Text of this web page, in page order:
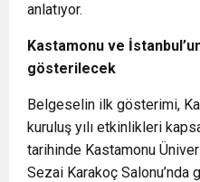
anlatıyor.
Kastamonu ve
gösterilecek
Belgeselin ilk gösterimi,
kuruluş yılı etkinlikleri
tarihinde Kastamonu
Sezai Karakoç Salonu’nda